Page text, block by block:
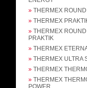
» THERMEX
» THERMEX
» THERMEX ROUND
PRAKTIK
» THERMEX
» THERMEX ULTRA
» THERMEX
» THERMEX
POWER